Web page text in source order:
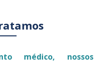
médico, nossos